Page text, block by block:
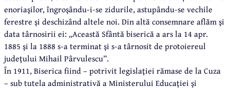
enoriaşilor, îngroşându-i-se zidurile, astupându-se vechile
ferestre şi deschizând altele noi. Din altă consemnare aflăm şi
data târnosirii ei: „Această Sfântă biserică a ars la 14 apr.
1885 şi la 1888 s-a terminat şi s-a târnosit de protoiereul
judeţului Mihail Pârvulescu”.
În 1911, Biserica fiind – potrivit legislaţiei rămase de la Cuza
– sub tutela administrativă a Ministerului Educaţiei şi